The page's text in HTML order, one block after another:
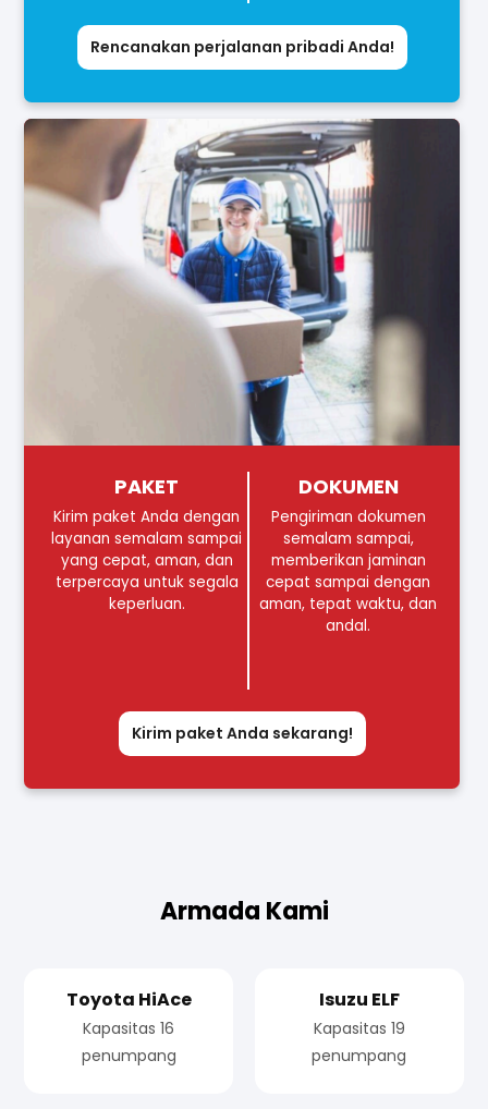
Rencanakan perjalanan pribadi Anda!
PAKET
Kirim paket Anda dengan
layanan semalam sampai
yang cepat, aman, dan
terpercaya untuk segala
keperluan.
DOKUMEN
Pengiriman dokumen
semalam sampai,
memberikan jaminan
cepat sampai dengan
aman, tepat waktu, dan
andal.
Kirim paket Anda sekarang!
Armada Kami
Toyota HiAce
Kapasitas 16
penumpang
Isuzu ELF
Kapasitas 19
penumpang